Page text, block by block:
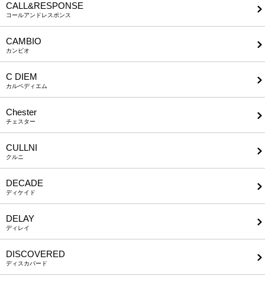
CALL&RESPONSE
コールアンドレスポンス
CAMBIO
カンビオ
C DIEM
カルペディエム
Chester
チェスター
CULLNI
クルニ
DECADE
ディケイド
DELAY
ディレイ
DISCOVERED
ディスカバード